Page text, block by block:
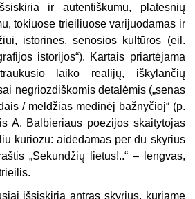
ir autentiškumu, platesnių
tokiuose trieiliuose varijuodamas ir
istorines, senosios kultūros (eil.
istorijos“). Kartais priartėjama
laiko realijų, iškylančių
negriozdiškomis detalėmis („senas
/ meldžias medinėj bažnyčioj“ (p.
A. Balbieriaus poezijos skaitytojas
kuriozu: aidėdamas per du skyrius
„Sekundžių lietus!..“ – lengvas,
išsiskiria antras skyrius, kuriame